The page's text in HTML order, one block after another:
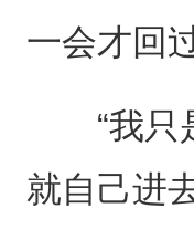
一会才回
“我只是
就自己进